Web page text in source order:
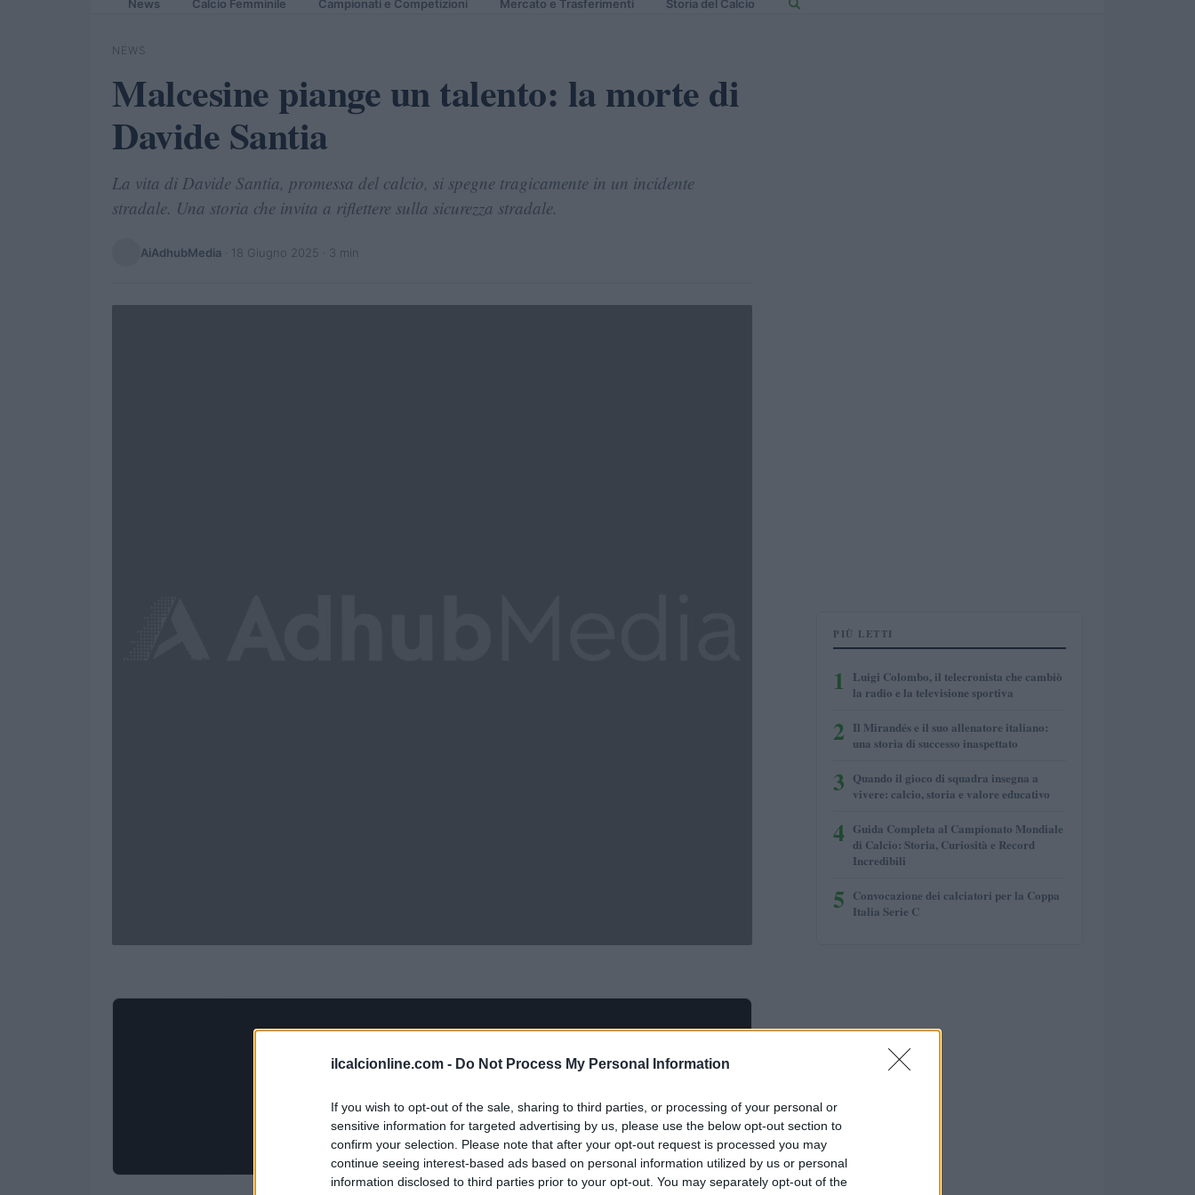
ilcalcionline.com - Do Not Process My Personal Information
If you wish to opt-out of the sale, sharing to third parties, or processing of your personal or
sensitive information for targeted advertising by us, please use the below opt-out section to
confirm your selection. Please note that after your opt-out request is processed you may
continue seeing interest-based ads based on personal information utilized by us or personal
information disclosed to third parties prior to your opt-out. You may separately opt-out of the
News Calcio Femminile Campionati e Competizioni Mercato e Trasferimenti Storia del Calcio
NEWS
Malcesine piange un talento: la morte di
Davide Santia
La vita di Davide Santia, promessa del calcio, si spegne tragicamente in un incidente
stradale. Una storia che invita a riflettere sulla sicurezza stradale.
AiAdhubMedia 18 Giugno 2025 · 3 min
PIÙ LETTI
1
Luigi Colombo, il telecronista che cambiò
la radio e la televisione sportiva
2 Il Mirandés e il suo allenatore italiano:
una storia di successo inaspettato
3 Quando il gioco di squadra insegna a
vivere: calcio, storia e valore educativo
4 Guida Completa al Campionato Mondiale
di Calcio: Storia, Curiosità e Record
Incredibili
5 Convocazione dei calciatori per la Coppa
Italia Serie C